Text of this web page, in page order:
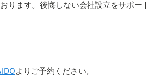
ります。後悔しない会社設立をサポー
よりご予約ください。